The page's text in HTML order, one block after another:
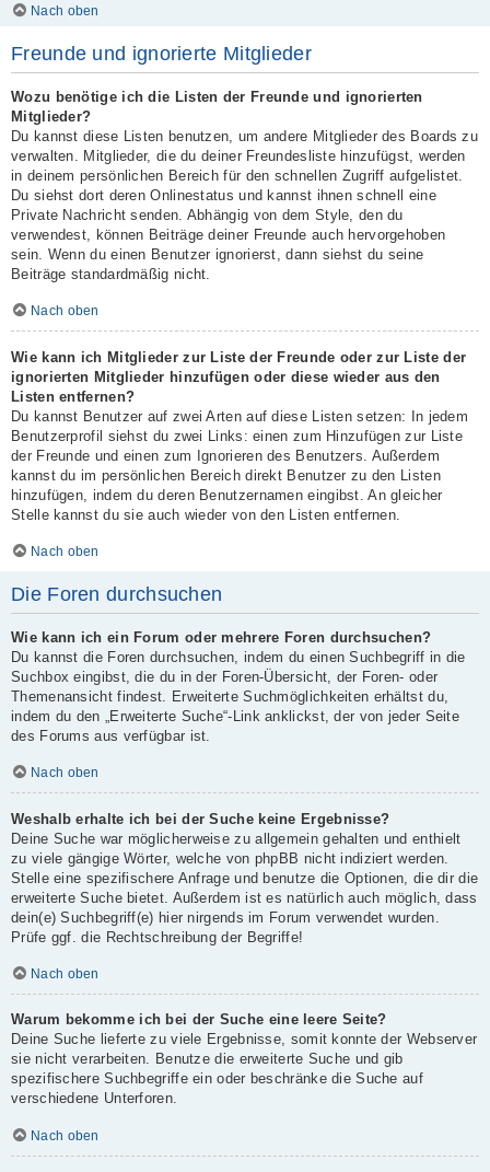
Nach oben
Freunde und ignorierte Mitglieder
Wozu benötige ich die Listen der Freunde und ignorierten
Mitglieder?
Du kannst diese Listen benutzen, um andere Mitglieder des Boards zu
verwalten. Mitglieder, die du deiner Freundesliste hinzufügst, werden
in deinem persönlichen Bereich für den schnellen Zugriff aufgelistet.
Du siehst dort deren Onlinestatus und kannst ihnen schnell eine
Private Nachricht senden. Abhängig von dem Style, den du
verwendest, können Beiträge deiner Freunde auch hervorgehoben
sein. Wenn du einen Benutzer ignorierst, dann siehst du seine
Beiträge standardmäßig nicht.
Nach oben
Wie kann ich Mitglieder zur Liste der Freunde oder zur Liste der
ignorierten Mitglieder hinzufügen oder diese wieder aus den
Listen entfernen?
Du kannst Benutzer auf zwei Arten auf diese Listen setzen: In jedem
Benutzerprofil siehst du zwei Links: einen zum Hinzufügen zur Liste
der Freunde und einen zum Ignorieren des Benutzers. Außerdem
kannst du im persönlichen Bereich direkt Benutzer zu den Listen
hinzufügen, indem du deren Benutzernamen eingibst. An gleicher
Stelle kannst du sie auch wieder von den Listen entfernen.
Nach oben
Die Foren durchsuchen
Wie kann ich ein Forum oder mehrere Foren durchsuchen?
Du kannst die Foren durchsuchen, indem du einen Suchbegriff in die
Suchbox eingibst, die du in der Foren-Übersicht, der Foren- oder
Themenansicht findest. Erweiterte Suchmöglichkeiten erhältst du,
indem du den „Erweiterte Suche“-Link anklickst, der von jeder Seite
des Forums aus verfügbar ist.
Nach oben
Weshalb erhalte ich bei der Suche keine Ergebnisse?
Deine Suche war möglicherweise zu allgemein gehalten und enthielt
zu viele gängige Wörter, welche von phpBB nicht indiziert werden.
Stelle eine spezifischere Anfrage und benutze die Optionen, die dir die
erweiterte Suche bietet. Außerdem ist es natürlich auch möglich, dass
dein(e) Suchbegriff(e) hier nirgends im Forum verwendet wurden.
Prüfe ggf. die Rechtschreibung der Begriffe!
Nach oben
Warum bekomme ich bei der Suche eine leere Seite?
Deine Suche lieferte zu viele Ergebnisse, somit konnte der Webserver
sie nicht verarbeiten. Benutze die erweiterte Suche und gib
spezifischere Suchbegriffe ein oder beschränke die Suche auf
verschiedene Unterforen.
Nach oben